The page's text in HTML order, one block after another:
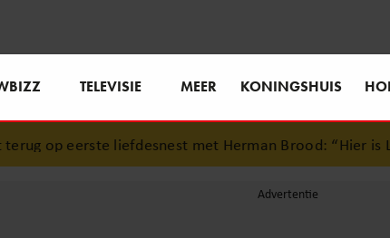
TELEVISIE MEER KONINGSHUIS
op eerste liefdesnest met Herman Brood: “Hier is